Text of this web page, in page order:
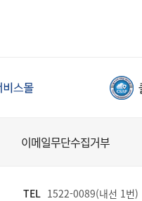
이메일무단수집거부
TEL 1522-0089(내선 1번